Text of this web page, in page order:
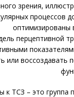
зрения,
процессов
оптимизированы
перцептивной
воссоздавать
к ТСЗ – это